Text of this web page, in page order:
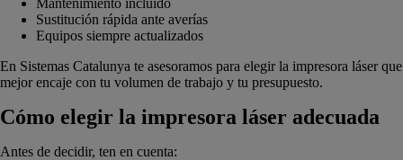
Mantenimiento incluido
Sustitución rápida ante averías
Equipos siempre actualizados
En Sistemas Catalunya te asesoramos para elegir la impresora láser que
mejor encaje con tu volumen de trabajo y tu presupuesto.
Cómo elegir la impresora láser adecuada
Antes de decidir, ten en cuenta: